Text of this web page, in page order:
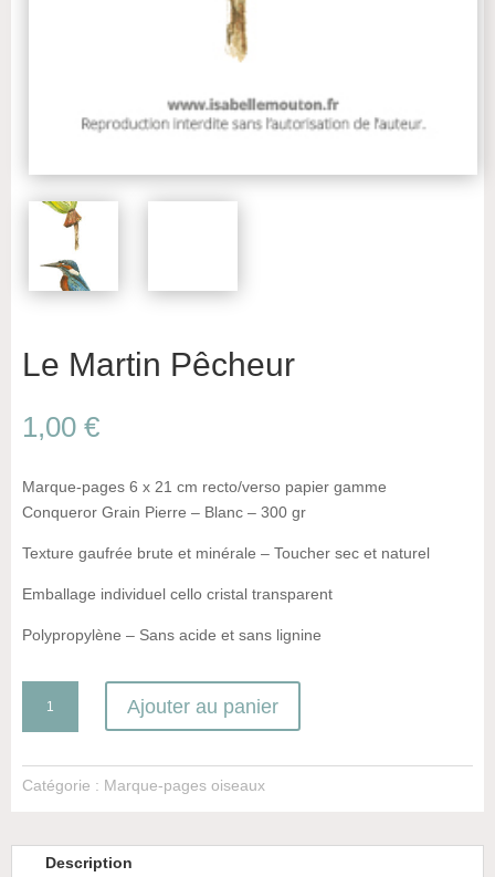
Le Martin Pêcheur
1,00 €
Marque-pages 6 x 21 cm recto/verso papier gamme
Conqueror Grain Pierre – Blanc – 300 gr
Texture gaufrée brute et minérale – Toucher sec et naturel
Emballage individuel cello cristal transparent
Polypropylène – Sans acide et sans lignine
Martin
Pêcheur
Ajouter au panier
Catégorie : Marque-pages oiseaux
Description